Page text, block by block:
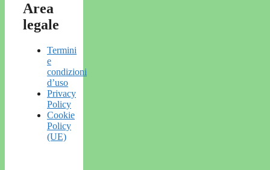
Area
legale
Termini
e
condizioni
d’uso
Privacy
Policy
Cookie
Policy
(UE)